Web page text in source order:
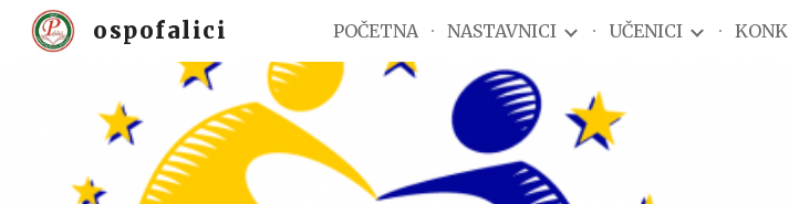
Skip to main content
ospofalici POČETNA NASTAVNICI UČENICI